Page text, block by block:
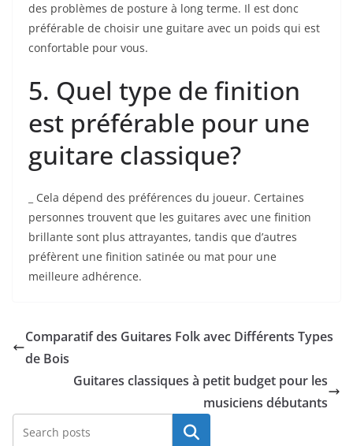
des problèmes de posture à long terme. Il est donc‍
préférable de choisir une guitare avec un poids qui est
confortable pour vous.
5. Quel type de finition
est préférable pour une
guitare classique?
_ Cela dépend des préférences ‍du joueur. Certaines
personnes trouvent ‍que les guitares avec une finition
brillante sont plus attrayantes, tandis que d’autres
préfèrent une finition satinée ou⁤ mat pour une
meilleure adhérence.
Comparatif des Guitares Folk avec Différents Types
de Bois
Guitares classiques à petit budget pour les
musiciens débutants
Rechercher